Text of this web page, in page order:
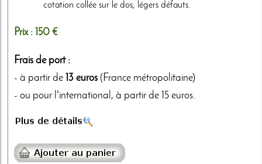
cotation collée sur le dos, légers défauts.
Prix : 150 €
Frais de port :
- à partir de 13 euros (France métropolitaine)
- ou pour l'international, à partir de 15 euros.